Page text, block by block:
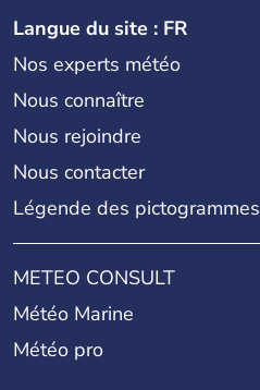
Langue du site : FR
Nos experts météo
Nous connaître
Nous rejoindre
Nous contacter
Légende des pictogrammes
METEO CONSULT
Météo Marine
Météo pro